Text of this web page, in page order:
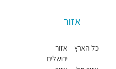
אזור
כל הארץ
אזור
ירושלים